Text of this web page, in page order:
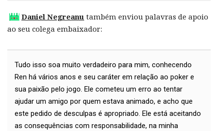
Daniel Negreanu também enviou palavras de apoio
ao seu colega embaixador:
Tudo isso soa muito verdadeiro para mim, conhecendo
Ren há vários anos e seu caráter em relação ao poker e
sua paixão pelo jogo. Ele cometeu um erro ao tentar
ajudar um amigo por quem estava animado, e acho que
este pedido de desculpas é apropriado. Ele está aceitando
as consequências com responsabilidade, na minha